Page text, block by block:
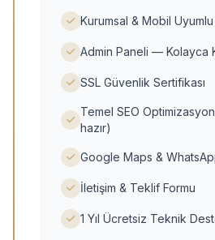
Kurumsal & Mobil
Admin Paneli — Kolayca
SSL Güvenlik Sertifikası
Temel SEO
hazır)
Google Maps &
İletişim & Teklif Formu
1 Yıl Ücretsiz Teknik